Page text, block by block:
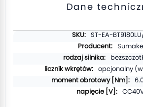
Dane
ST-EA-
Sumake
opcjonalny